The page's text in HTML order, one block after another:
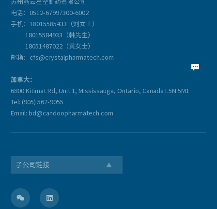

苏州晶云星空制药有限公司
电话：0512-67997300-6002
手机：18015585433（刘女士）
18015584933（韩先生）
18051487022（黄女士）
邮箱：cfs@crystalpharmatech.com
加拿大：
6800 Kitimat Rd, Unit 1, Mississauga, Ontario, Canada L5N 5M1
Tel: (905) 567-9055
Email: bd@candoopharmatech.com
子公司链接
 